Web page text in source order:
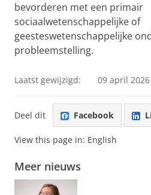
bevorderen met een primair
sociaalwetenschappelijke of
geesteswetenschappelijke
probleemstelling.
Laatst gewijzigd: 09 april
Deel dit Facebook
View this page in: English
Meer nieuws